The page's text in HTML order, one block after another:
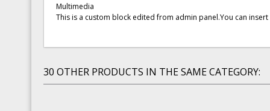
Multimedia
This is a custom block edited from admin panel.You can
30 OTHER PRODUCTS IN THE SAME CATEGORY: